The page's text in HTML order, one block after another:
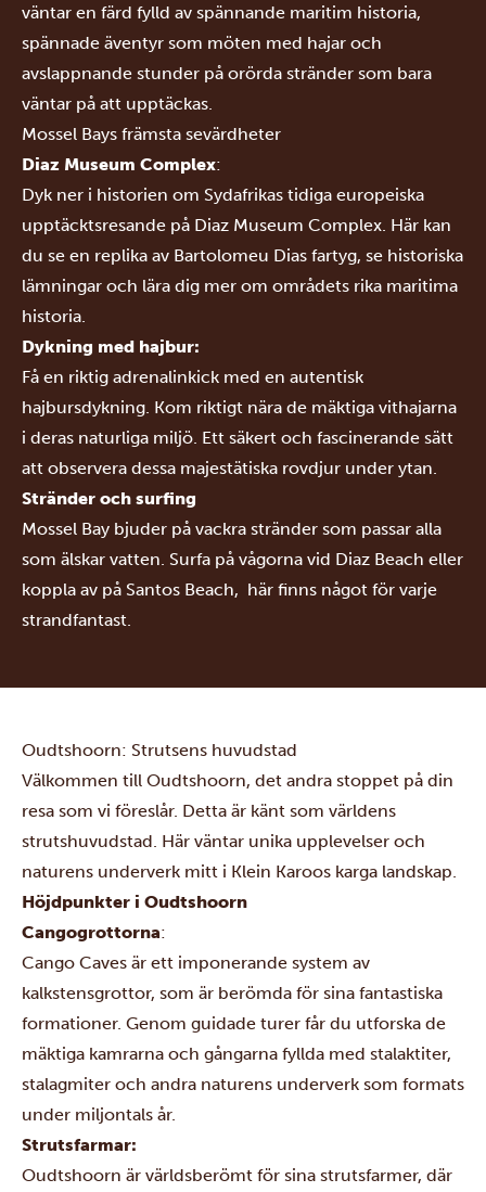
väntar en färd fylld av spännande maritim historia,
spännade äventyr som möten med hajar och
avslappnande stunder på orörda stränder som bara
väntar på att upptäckas.
Mossel Bays främsta sevärdheter
Diaz Museum Complex:
Dyk ner i historien om Sydafrikas tidiga europeiska
upptäcktsresande på Diaz Museum Complex. Här kan
du se en replika av Bartolomeu Dias fartyg, se historiska
lämningar och lära dig mer om områdets rika maritima
historia.
Dykning med hajbur:
Få en riktig adrenalinkick med en autentisk
hajbursdykning. Kom riktigt nära de mäktiga vithajarna
i deras naturliga miljö. Ett säkert och fascinerande sätt
att observera dessa majestätiska rovdjur under ytan.
Stränder och surfing
Mossel Bay bjuder på vackra stränder som passar alla
som älskar vatten. Surfa på vågorna vid Diaz Beach eller
koppla av på Santos Beach, här finns något för varje
strandfantast.
Oudtshoorn: Strutsens huvudstad
Välkommen till Oudtshoorn, det andra stoppet på din
resa som vi föreslår. Detta är känt som världens
strutshuvudstad. Här väntar unika upplevelser och
naturens underverk mitt i Klein Karoos karga landskap.
Höjdpunkter i Oudtshoorn
Cangogrottorna:
Cango Caves är ett imponerande system av
kalkstensgrottor, som är berömda för sina fantastiska
formationer. Genom guidade turer får du utforska de
mäktiga kamrarna och gångarna fyllda med stalaktiter,
stalagmiter och andra naturens underverk som formats
under miljontals år.
Strutsfarmar:
Oudtshoorn är världsberömt för sina strutsfarmer, där